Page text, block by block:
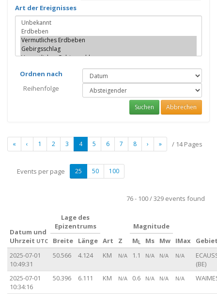
Art der Ereignisses
Ordnen nach
Reihenfolge
Suchen Abbrechen
« ‹ 1 2 3 4 5 6 7 8 › » / 14 Pages
25 50 100
Events per page
76 - 100 / 329 events found
Datum und
Uhrzeit UTC
Lage des
Epizentrums
Art
Z
Magnitude
IMax
Breite Länge M L Ms
Mw
2025-07-01
10:49:31
50.566 4.124 KM N/A 1.1 N/A N/A N/A
(BE)
2025-07-01
10:34:16
50.396 6.111 KM N/A 0.6 N/A N/A N/A